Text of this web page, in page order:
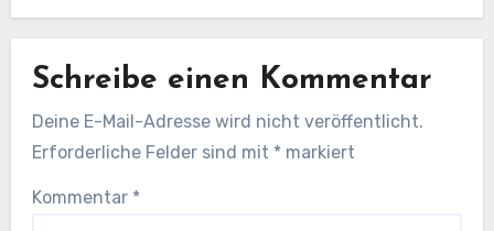
Schreibe einen Kommentar
Deine E-Mail-Adresse wird nicht veröffentlicht.
Erforderliche Felder sind mit * markiert
Kommentar *